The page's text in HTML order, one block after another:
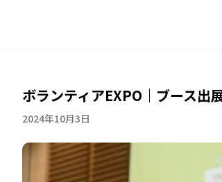
ボランティアEXPO｜ブース出
2024年10月3日